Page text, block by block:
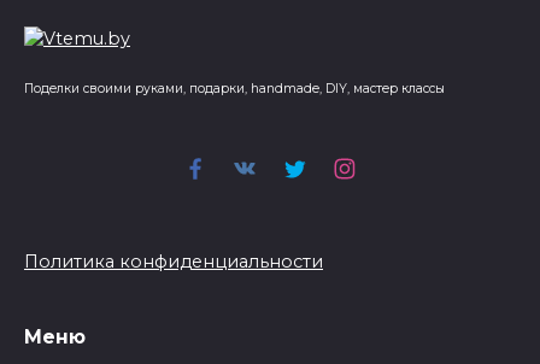
Поделки своими руками, подарки, handmade, DIY, мастер классы
Политика конфиденциальности
Меню